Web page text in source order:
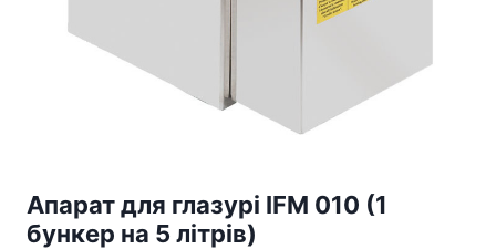
Апарат для глазурі IFM 010 (1
бункер на 5 літрів)